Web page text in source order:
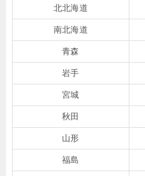
北北海道
南北海道
青森
岩手
宮城
秋田
山形
福島